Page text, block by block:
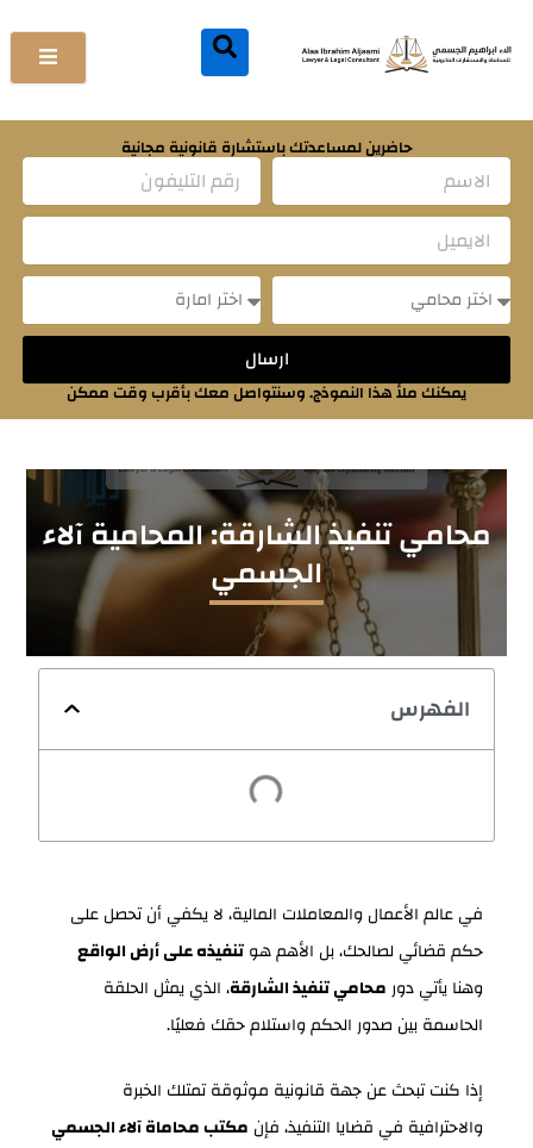
إلى
المحتوى
حاضرين لمساعدتك باستشارة قانونية مجانية
ارسال
يمكنك ملأ هذا النموذج. وسنتواصل معك بأقرب وقت ممكن
محامي تنفيذ الشارقة: المحامية آلاء
الجسمي
الفهرس
في عالم الأعمال والمعاملات المالية، لا يكفي أن تحصل على
حكم قضائي لصالحك، بل الأهم هوتنفيذه على أرض الواقع
وهنا يأتي دورمحامي تنفيذ الشارقة، الذي يمثل الحلقة
الحاسمة بين صدور الحكم واستلام حقك فعليًا.
إذا كنت تبحث عن جهة قانونية موثوقة تمتلك الخبرة
والاحترافية في قضايا التنفيذ، فإن مكتب محاماة آلاء الجسمي